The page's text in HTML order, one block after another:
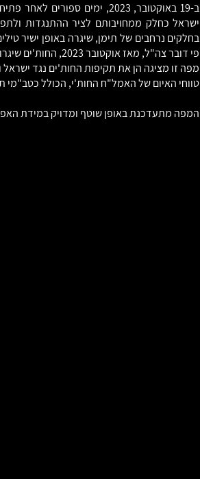
ב-19 באוקטובר, 2023, ימים
ישראל כחלק ממחויבותם לציר ההתנגדות
בחלקים נרחבים של תימן, שיגרה באופן ישיר
פי דובר צה"ל, מאז אוקטובר 2023, החות'ים שיגרו כ-220 טילים וכ-170 כטב"מים אל עבר ישראל.
טווחי האיום של האמל"ח החות'י, הכולל כטב"מי
המפה מתעדכנת באופן שוטף ומדויק במידת